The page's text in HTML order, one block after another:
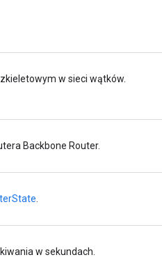
w sieci wątków.
Backbone Router.
w sekundach.